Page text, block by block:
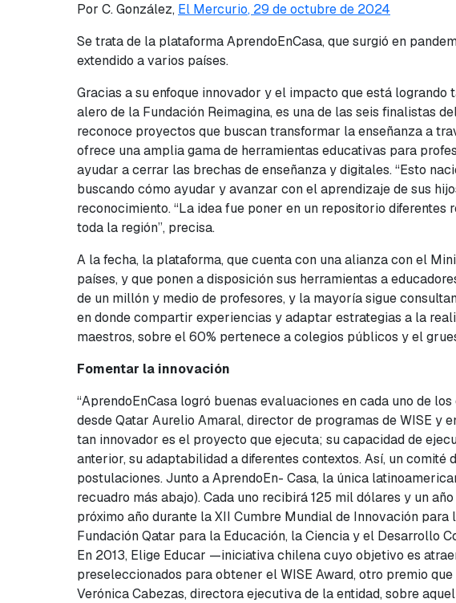
Por C. González, El Mercurio, 29 de octubre de 2024
Se trata de la plataforma AprendoEnCasa, que surgió en
extendido a varios países.
Gracias a su enfoque innovador y el impacto que está
alero de la Fundación Reimagina, es una de las seis finalistas
reconoce proyectos que buscan transformar la enseñanza a
ofrece una amplia gama de herramientas educativas para
ayudar a cerrar las brechas de enseñanza y digitales. “Esto
buscando cómo ayudar y avanzar con el aprendizaje de sus
reconocimiento. “La idea fue poner en un repositorio
toda la región”, precisa.
A la fecha, la plataforma, que cuenta con una alianza con el
países, y que ponen a disposición sus herramientas a
de un millón y medio de profesores, y la mayoría sigue
en donde compartir experiencias y adaptar estrategias a la
maestros, sobre el 60% pertenece a colegios públicos y el
Fomentar la innovación
“AprendoEnCasa logró buenas evaluaciones en cada uno de
desde Qatar Aurelio Amaral, director de programas de WISE y
tan innovador es el proyecto que ejecuta; su capacidad de
anterior, su adaptabilidad a diferentes contextos. Así, un
postulaciones. Junto a AprendoEn- Casa, la única
recuadro más abajo). Cada uno recibirá 125 mil dólares y un
próximo año durante la XII Cumbre Mundial de Innovación
Fundación Qatar para la Educación, la Ciencia y el Desarrollo
En 2013, Elige Educar —iniciativa chilena cuyo objetivo es
preseleccionados para obtener el WISE Award, otro premio
Verónica Cabezas, directora ejecutiva de la entidad, sobre